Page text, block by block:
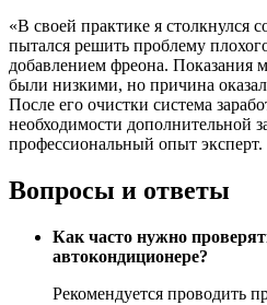
«В своей практике я столкнулся
пытался решить проблему
добавлением фреона. Показания
были низкими, но причина
После его очистки система
необходимости дополнительной
профессиональный опыт эксперт.
Вопросы и ответы
Как часто нужно
автокондиционере?
Рекомендуется проводить